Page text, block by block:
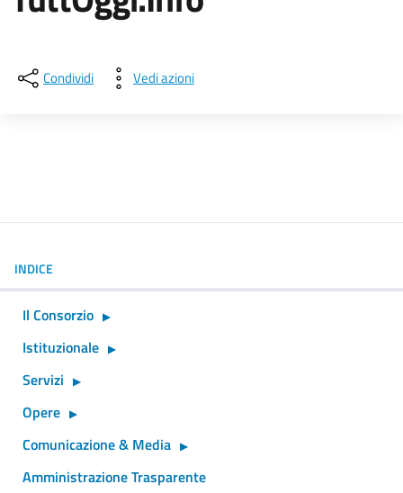
Condividi Vedi azioni
INDICE
Il Consorzio
Istituzionale
Servizi
Opere
Comunicazione & Media
Amministrazione Trasparente